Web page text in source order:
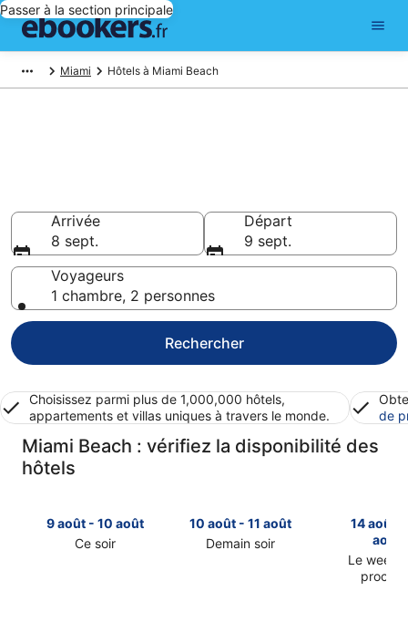
Passer à la section principale
Miami Hôtels à Miami Beach
Arrivée
8 sept.
Départ
9 sept.
Voyageurs
1 chambre, 2 personnes
Rechercher
Choisissez parmi plus de 1,000,000 hôtels,
appartements et villas uniques à travers le monde.
de
Miami Beach : vérifiez la disponibilité des
hôtels
9 août - 10 août
Ce soir
10 août - 11 août
Demain soir
14 août -
août
Le week-